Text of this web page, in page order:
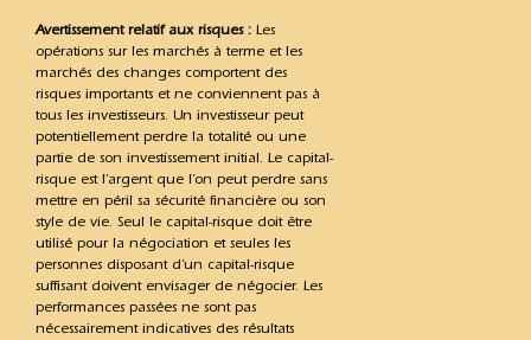
Avertissement relatif aux risques : Les
opérations sur les marchés à terme et les
marchés des changes comportent des
risques importants et ne conviennent pas à
tous les investisseurs. Un investisseur peut
potentiellement perdre la totalité ou une
partie de son investissement initial. Le capital-
risque est l’argent que l’on peut perdre sans
mettre en péril sa sécurité financière ou son
style de vie. Seul le capital-risque doit être
utilisé pour la négociation et seules les
personnes disposant d’un capital-risque
suffisant doivent envisager de négocier. Les
performances passées ne sont pas
nécessairement indicatives des résultats